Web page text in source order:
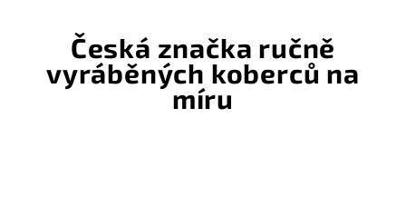
Česká značka ručně
vyráběných koberců na
míru